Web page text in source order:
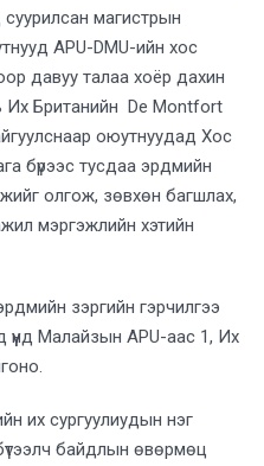
магистрын
APU-DMU-ийн хос
давуу талаа хоёр дахин
Их Британийн De Montfort
оюутнуудад Хос
бүрээс тусдаа эрдмийн
олгож, зөвхөн багшлах,
мэргэжлийн хэтийн
зэргийн гэрчилгээ
Малайзын APU-аас 1, Их
их сургуулиудын нэг
байдлын өвөрмөц